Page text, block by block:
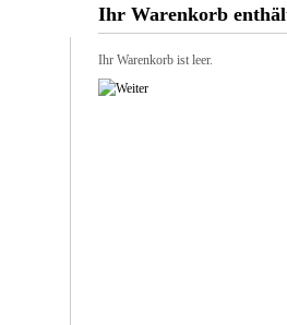
Ihr Warenkorb
Ihr Warenkorb ist leer.